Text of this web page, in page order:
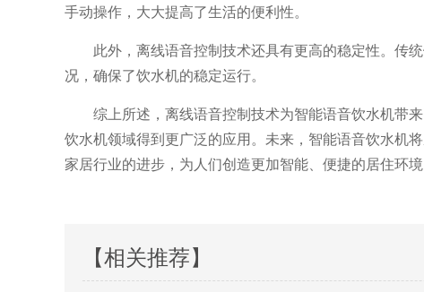
手动操作，大大提高了生活的便利性。
此外，离线语音控制技术还具有更高的稳定性。传
况，确保了饮水机的稳定运行。
综上所述，离线语音控制技术为智能语音饮水机带
饮水机领域得到更广泛的应用。未来，智能语音饮水机
家居行业的进步，为人们创造更加智能、便捷的居住环境
【相关推荐】